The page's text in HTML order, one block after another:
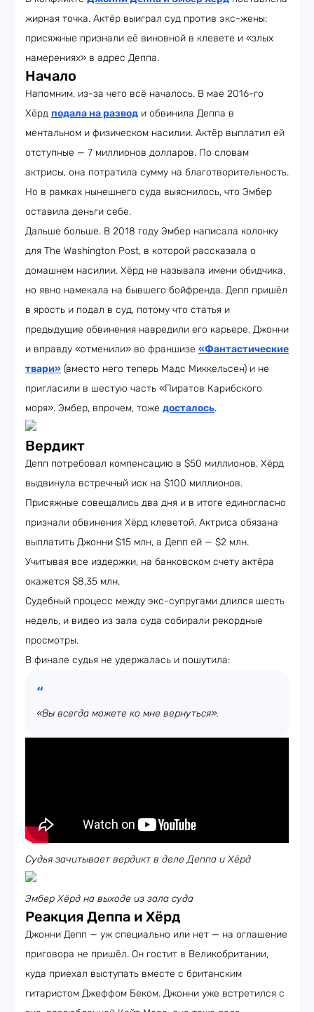
жирная точка. Актёр выиграл суд против экс-жены:
присяжные признали её виновной в клевете и «злых
намерениях» в адрес Деппа.
Начало
Напомним, из-за чего всё началось. В мае 2016-го
Хёрд подала на развод и обвинила Деппа в
ментальном и физическом насилии. Актёр выплатил ей
отступные — 7 миллионов долларов. По словам
актрисы, она потратила сумму на благотворительность.
Но в рамках нынешнего суда выяснилось, что Эмбер
оставила деньги себе.
Дальше больше. В 2018 году Эмбер написала колонку
для The Washington Post, в которой рассказала о
домашнем насилии. Хёрд не называла имени обидчика,
но явно намекала на бывшего бойфренда. Депп пришёл
в ярость и подал в суд, потому что статья и
предыдущие обвинения навредили его карьере. Джонни
и вправду «отменили» во франшизе «Фантастические
твари» (вместо него теперь Мадс Миккельсен) и не
пригласили в шестую часть «Пиратов Карибского
моря». Эмбер, впрочем, тоже досталось.
Вердикт
Депп потребовал компенсацию в $50 миллионов. Хёрд
выдвинула встречный иск на $100 миллионов.
Присяжные совещались два дня и в итоге единогласно
признали обвинения Хёрд клеветой. Актриса обязана
выплатить Джонни $15 млн, а Депп ей — $2 млн.
Учитывая все издержки, на банковском счету актёра
окажется $8,35 млн.
Судебный процесс между экс-супругами длился шесть
недель, и видео из зала суда собирали рекордные
просмотры.
В финале судья не удержалась и пошутила:
«Вы всегда можете ко мне вернуться».
Судья зачитывает вердикт в деле Деппа и Хёрд
Эмбер Хёрд на выходе из зала суда
Реакция Деппа и Хёрд
Джонни Депп — уж специально или нет — на оглашение
приговора не пришёл. Он гостит в Великобритании,
куда приехал выступать вместе с британским
гитаристом Джеффом Беком. Джонни уже встретился с